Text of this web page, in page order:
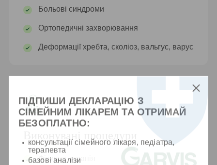
Больові синдроми
Ортопедичні захворювання
Деформації хребта, сколіоз, вальгус, варус
Виконувані процедури
Фізична терапія
ПІДПИШИ ДЕКЛАРАЦІЮ З
СІМЕЙНИМ ЛІКАРЕМ ТА ОТРИМАЙ
БЕЗОПЛАТНО:
консультації сімейного лікаря, педіатра,
терапевта
базові аналізи